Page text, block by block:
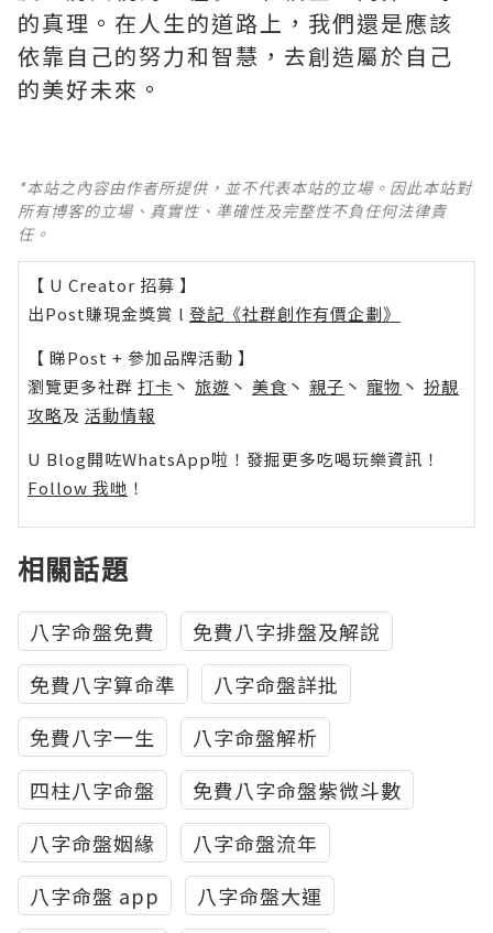
的真理。在人生的道路上，我們還是應該
依靠自己的努力和智慧，去創造屬於自己
的美好未來。
*本站之內容由作者所提供，並不代表本站的立場。因此本站對
所有博客的立場、真實性、準確性及完整性不負任何法律責
任。
【 U Creator 招募 】
出Post賺現金獎賞 l 登記《社群創作有價企劃》
【 睇Post + 參加品牌活動 】
瀏覽更多社群 打卡 丶 旅遊 丶 美食 丶 親子 丶 寵物 丶 扮靚
攻略及 活動情報
U Blog開咗WhatsApp啦！發掘更多吃喝玩樂資訊！
Follow 我哋 ！
相關話題
八字命盤免費
免費八字排盤及解說
免費八字算命準
八字命盤詳批
免費八字一生
八字命盤解析
四柱八字命盤
免費八字命盤紫微斗數
八字命盤姻緣
八字命盤流年
八字命盤 app
八字命盤大運